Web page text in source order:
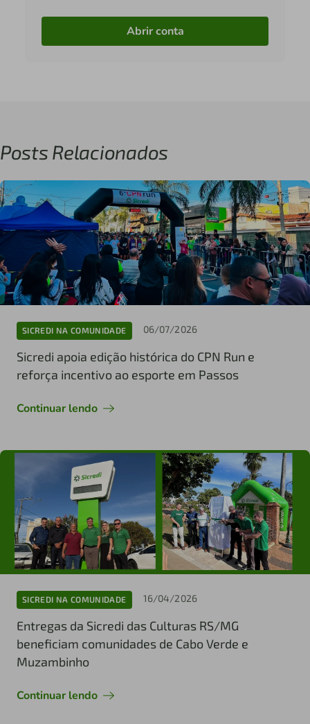
Abrir conta
Posts Relacionados
SICREDI NA COMUNIDADE 06/07/2026
Sicredi apoia edição histórica do CPN Run e
reforça incentivo ao esporte em Passos
Continuar lendo
SICREDI NA COMUNIDADE 16/04/2026
Entregas da Sicredi das Culturas RS/MG
beneficiam comunidades de Cabo Verde e
Muzambinho
Continuar lendo